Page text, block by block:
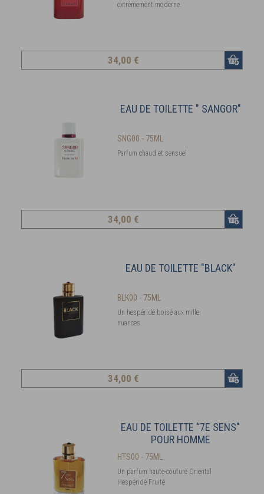
extrêmement moderne.
34,00 €
EAU DE TOILETTE " SANGOR"
SNG00 - 75ML
Parfum chaud et sensuel
34,00 €
EAU DE TOILETTE "BLACK"
BLK00 - 75ML
Un hespéridé boisé aux mille
nuances.
34,00 €
EAU DE TOILETTE “7E SENS"
POUR HOMME
HTS00 - 75ML
Un parfum haute-couture Oriental
Hespéridé Fruité